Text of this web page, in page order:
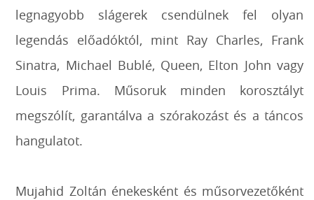
legnagyobb slágerek csendülnek fel olyan
legendás előadóktól, mint Ray Charles, Frank
Sinatra, Michael Bublé, Queen, Elton John vagy
Louis Prima. Műsoruk minden korosztályt
megszólít, garantálva a szórakozást és a táncos
hangulatot.
Mujahid Zoltán énekesként és műsorvezetőként